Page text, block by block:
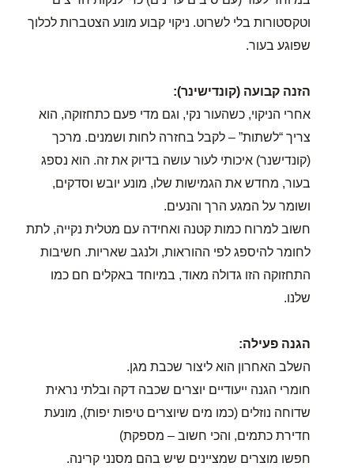
וטקסטורות בלי לשרוט. ניקוי קבוע מונע הצטברות לכלוך
שפוגע בעור.
הזנה קבועה (קונדישינר):
אחרי הניקוי, כשהעור נקי, וגם מדי פעם כתחזוקה, הוא
צריך “לשתות” – לקבל בחזרה לחות ושמנים. מרכך
(קונדישנר) איכותי לעור עושה בדיוק את זה. הוא נספג
בעור, מחדש את הגמישות שלו, מונע יובש וסדקים,
ושומר על המגע הרך והנעים.
חשוב למרוח כמות קטנה ואחידה עם מטלית נקייה, לתת
לחומר להיספג לפי ההוראות, ולנגב שאריות. חשיבות
התחזוקה הזו גדולה מאוד, במיוחד באקלים חם כמו
שלנו.
הגנה פעילה:
השלב האחרון הוא ליצור שכבת מגן.
חומרי הגנה ייעודיים יוצרים שכבה דקה ובלתי נראית
שדוחה נוזלים (כמו מים שיוצרים טיפות יפות), מונעת
חדירת כתמים, והכי חשוב – מספקת)
חפשו מוצרים שמציינים שיש בהם מסנני קרינה.